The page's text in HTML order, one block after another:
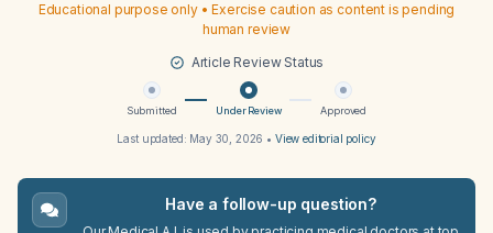
Educational purpose only • Exercise caution as content is pending
human review
Article Review Status
Submitted Under Review Approved
Last updated: May 30, 2026 • View editorial policy
Have a follow-up question?